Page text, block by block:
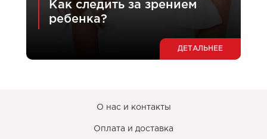
Как следить за зрением
ребенка?
ДЕТАЛЬНЕЕ
О нас и контакты
Оплата и доставка